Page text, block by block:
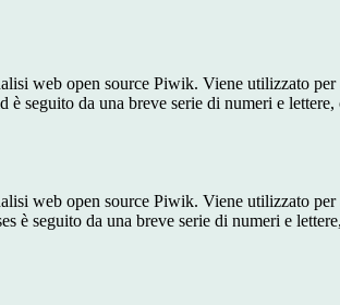
web open source Piwik. Viene utilizzato
seguito da una breve serie di numeri e
web open source Piwik. Viene utilizzato
è seguito da una breve serie di numeri e